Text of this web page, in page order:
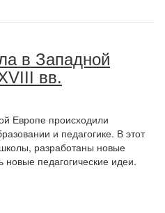
в Западной
вв.
Европе происходили
и педагогике. В этот
разработаны новые
педагогические идеи.